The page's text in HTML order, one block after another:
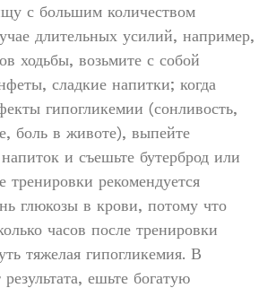
с большим количеством
длительных усилий, например,
ходьбы, возьмите с собой
сладкие напитки; когда
гипогликемии (сонливость,
боль в животе), выпейте
и съешьте бутерброд или
тренировки рекомендуется
глюкозы в крови, потому что
часов после тренировки
тяжелая гипогликемия. В
ешьте богатую